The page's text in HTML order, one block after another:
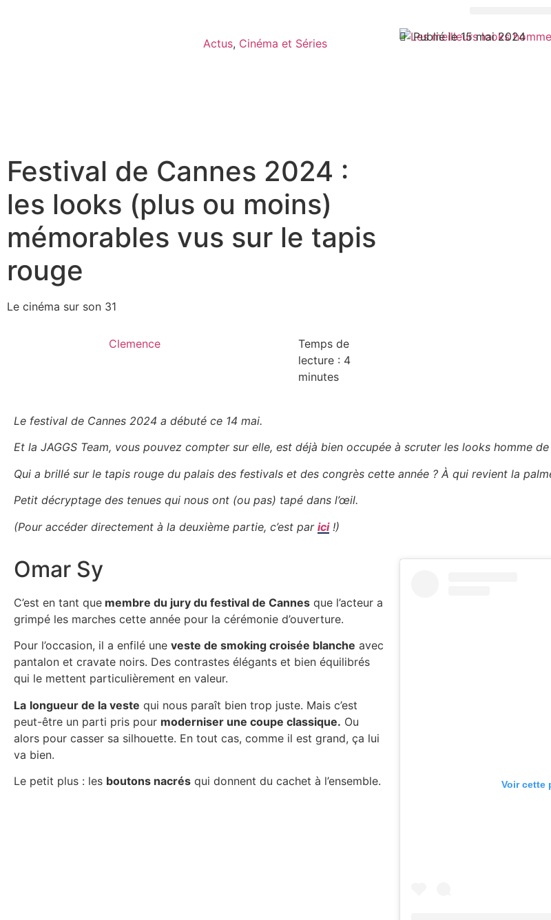
Actus, Cinéma et Séries
Festival de Cannes 2024 :
les looks (plus ou moins)
mémorables vus sur le tapis
rouge
Le cinéma sur son 31
Clemence
Temps de
lecture : 4
minutes
Publié le 15 mai 2024
Le festival de Cannes 2024 a débuté ce 14 mai.
Et la JAGGS Team, vous pouvez compter sur elle, est déjà bien occupée à scruter les looks homme
Qui a brillé sur le tapis rouge du palais des festivals et des congrès cette année ? À qui revient la
Petit décryptage des tenues qui nous ont (ou pas) tapé dans l’œil.
(Pour accéder directement à la deuxième partie, c’est par ici!)
Omar Sy
C’est en tant que membre du jury du festival de Cannes que l’acteur a
grimpé les marches cette année pour la cérémonie d’ouverture.
Pour l’occasion, il a enfilé une veste de smoking croisée blanche avec
pantalon et cravate noirs. Des contrastes élégants et bien équilibrés
qui le mettent particulièrement en valeur.
La longueur de la veste qui nous paraît bien trop juste. Mais c’est
peut-être un parti pris pour moderniser une coupe classique. Ou
alors pour casser sa silhouette. En tout cas, comme il est grand, ça lui
va bien.
Le petit plus : les boutons nacrés qui donnent du cachet à l’ensemble. Voir cette